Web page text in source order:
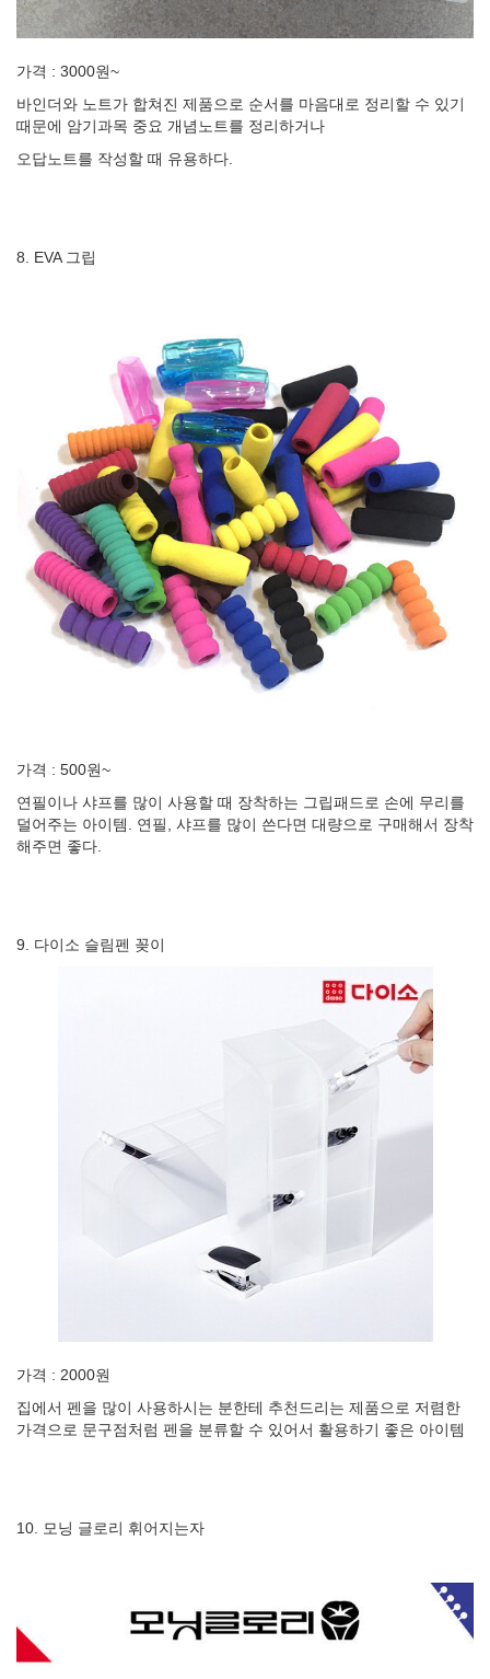
가격 : 3000원~
바인더와 노트가 합쳐진 제품으로 순서를 마음대로 정리할 수 있기
때문에 암기과목 중요 개념노트를 정리하거나
오답노트를 작성할 때 유용하다.
8. EVA 그립
가격 : 500원~
연필이나 샤프를 많이 사용할 때 장착하는 그립패드로 손에 무리를
덜어주는 아이템. 연필, 샤프를 많이 쓴다면 대량으로 구매해서 장착
해주면 좋다.
9. 다이소 슬림펜 꽂이
가격 : 2000원
집에서 펜을 많이 사용하시는 분한테 추천드리는 제품으로 저렴한
가격으로 문구점처럼 펜을 분류할 수 있어서 활용하기 좋은 아이템
10. 모닝 글로리 휘어지는자